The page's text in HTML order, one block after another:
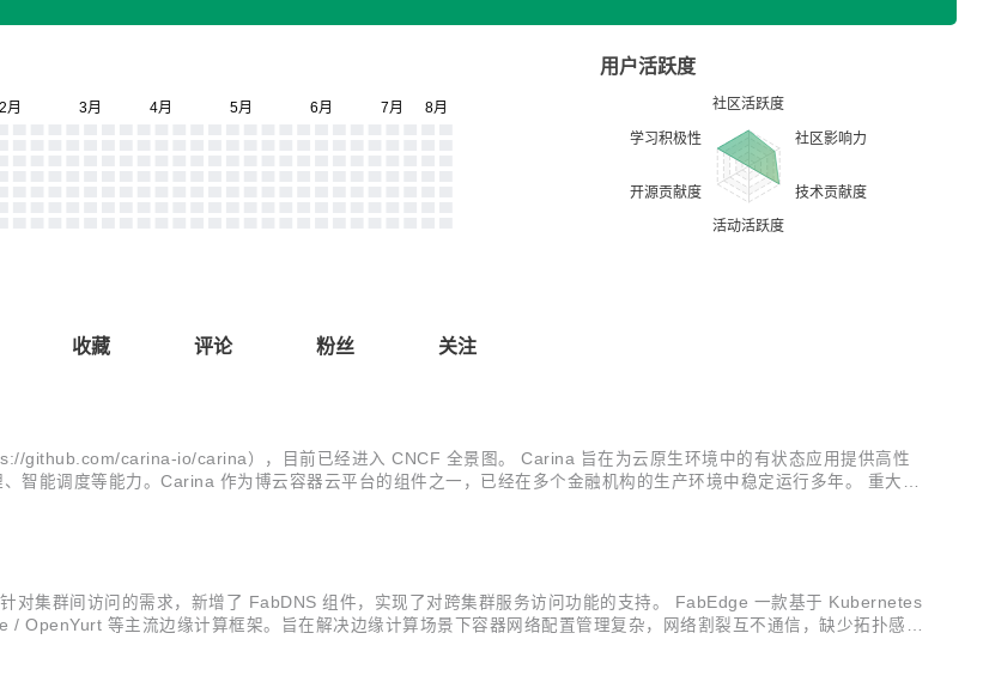
用户活跃度
收藏 评论 粉丝 关注
github.com/carina-io/carina），目前已经进入 CNCF 全景图。 Carina 旨在为云原生环境中的有状态应用提供高性
智能调度等能力。Carina 作为博云容器云平台的组件之一，已经在多个金融机构的生产环境中稳定运行多年。 重大喜
集群间访问的需求，新增了 FabDNS 组件，实现了对跨集群服务访问功能的支持。 FabEdge 一款基于 Kubernetes
OpenYurt 等主流边缘计算框架。旨在解决边缘计算场景下容器网络配置管理复杂，网络割裂互不通信，缺少拓扑感知